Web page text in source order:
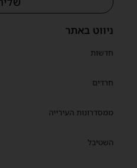
ניווט באתר
חדשות
חרדים
ממסדרונות העירייה
השטיבל